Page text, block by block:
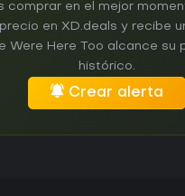
comprar en el mejor
en XD.deals y recibe
Were Here Too alcance su
histórico.
Crear alerta